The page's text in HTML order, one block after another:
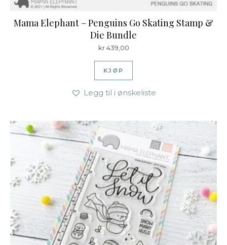
Mama Elephant – Penguins Go Skating Stamp &
Die Bundle
kr439,00
KJØP
Legg til i ønskeliste